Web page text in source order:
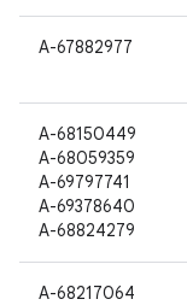
A-67882977
A-68150449
A-68059359
A-69797741
A-69378640
A-68824279
A-68217064